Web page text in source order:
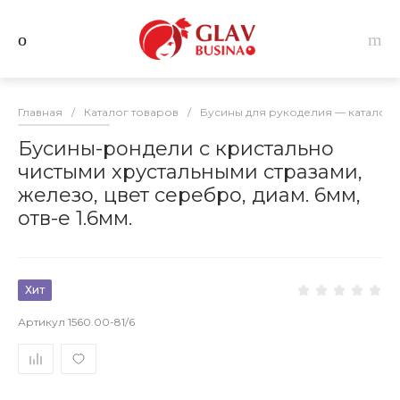
Главная / Каталог товаров / Бусины для рукоделия — каталог
Бусины-рондели с кристально
чистыми хрустальными стразами,
железо, цвет серебро, диам. 6мм,
отв-е 1.6мм.
Хит
Артикул 1560.00-81/6